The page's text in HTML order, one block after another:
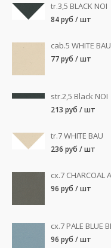
tr.3,5 BLACK NOI
84 руб / шт
cab.5 WHITE BAU
77 руб / шт
str.2,5 Black NOI
213 руб / шт
tr.7 WHITE BAU
236 руб / шт
cx.7 CHARCOAL
96 руб / шт
cx.7 PALE BLUE
96 руб / шт